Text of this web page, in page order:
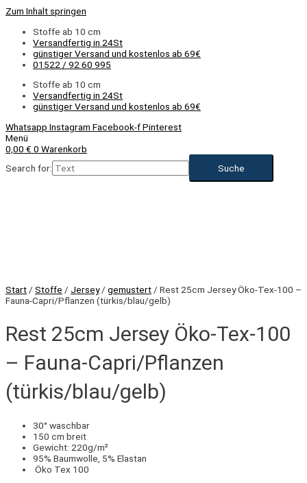
Zum Inhalt springen
Stoffe ab 10 cm
Versandfertig in 24St
günstiger Versand und kostenlos ab 69€
01522 / 92 60 995
Stoffe ab 10 cm
Versandfertig in 24St
günstiger Versand und kostenlos ab 69€
Whatsapp Instagram Facebook-fPinterest
Menü
0,00 € 0 Warenkorb
Search for:
Start / Stoffe / Jersey/ gemustert / Rest 25cm Jersey Öko-Tex-100 –
Fauna-Capri/Pflanzen (türkis/blau/gelb)
Rest 25cm Jersey Öko-Tex-100
– Fauna-Capri/Pflanzen
(türkis/blau/gelb)
30° waschbar
150 cm breit
Gewicht: 220g/m²
95% Baumwolle, 5% Elastan
Öko Tex 100